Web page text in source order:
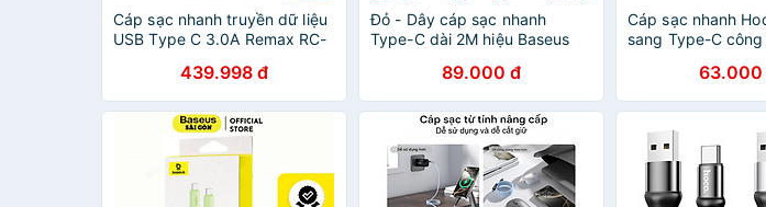
Cáp sạc nhanh truyền dữ liệu
USB Type C 3.0A Remax RC-
QC3.0 Cáp typec andoird -
Hàng Chính Hãng Remax
439.998 đ
Đỏ - Dây cáp sạc nhanh
Type-C dài 2M hiệu Baseus
truyền data tốc độ cao cho
Smartphone / Tablet /
Macbook / Laptop Type C
Samsung Huawei Oppo
Xiaomi (3A, 60W, Sạc nhanh
PD, Sạc nhanh QC 4.0 Quick
Charge)-Hàng nhập khẩu
89.000 đ
Cáp sạc nhanh
sang Type-C
chính hãng63.000